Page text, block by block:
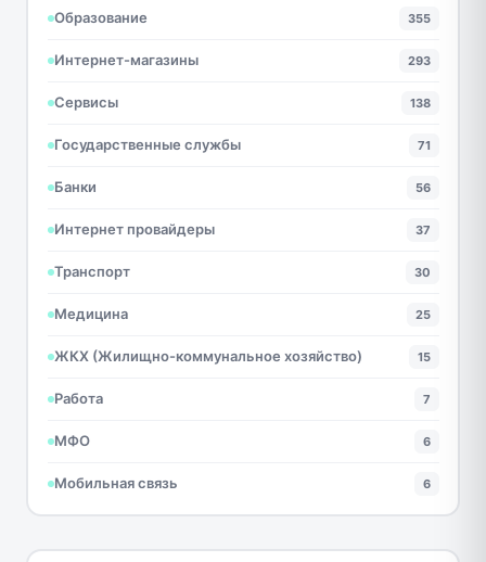
Образование 355
Интернет-магазины 293
Сервисы 138
Государственные службы 71
Банки 56
Интернет провайдеры 37
Транспорт 30
Медицина 25
ЖКХ (Жилищно-коммунальное хозяйство) 15
Работа 7
МФО 6
Мобильная связь 6